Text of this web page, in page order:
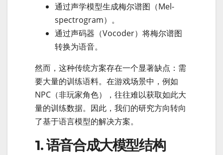
通过声学模型生成梅尔谱图（Mel-
spectrogram）。
通过声码器（Vocoder）将梅尔谱图
转换为语音。
然而，这种传统方案存在一个显著缺点：需
要大量的训练语料。在游戏场景中，例如
NPC（非玩家角色），往往难以获取如此大
量的训练数据。因此，我们的研究方向转向
了基于语言模型的解决方案。
1. 语音合成大模型结构